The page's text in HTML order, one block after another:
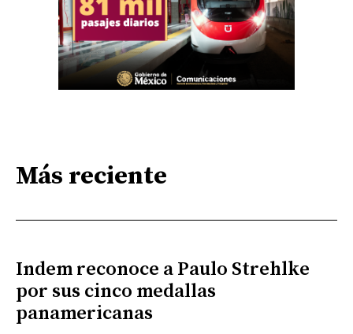
Más reciente
Indem reconoce a Paulo Strehlke
por sus cinco medallas
panamericanas